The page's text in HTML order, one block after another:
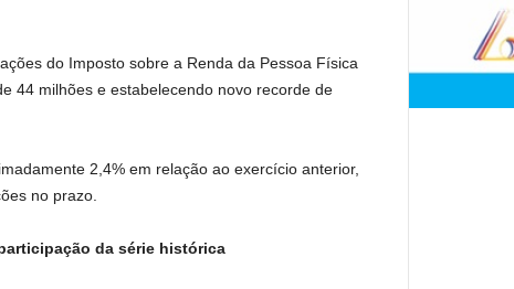
do Imposto sobre a Renda da Pessoa Física
44 milhões e estabelecendo novo recorde de
2,4% em relação ao exercício anterior,
no prazo.
da série histórica